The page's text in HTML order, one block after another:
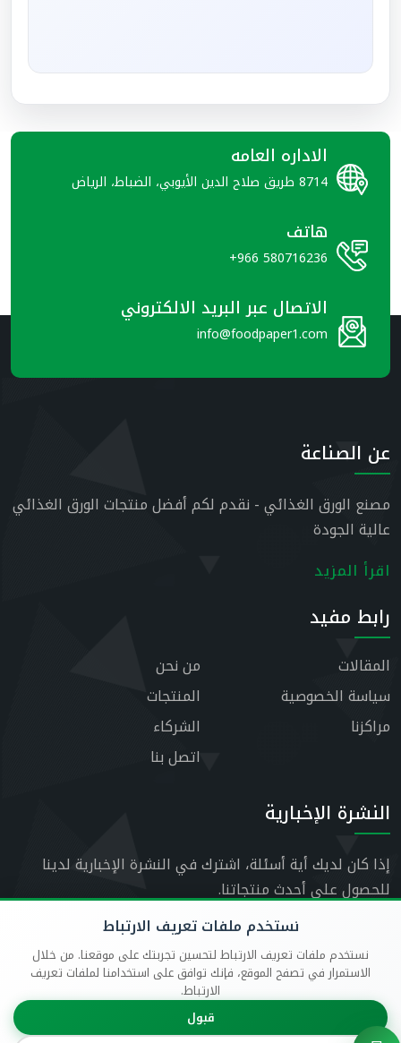
الاداره العامه
8714 طريق صلاح الدين الأيوبي، الضباط، الرياض
هاتف
+966 580716236
الاتصال عبر البريد الالكتروني
info@foodpaper1.com
عن الصناعة
مصنع الورق الغذائي - نقدم لكم أفضل منتجات الورق الغذائي
عالية الجودة
اقرأ المزيد
رابط مفيد
من نحن
المقالات
المنتجات
سياسة الخصوصية
الشركاء
مراكزنا
اتصل بنا
النشرة الإخبارية
إذا كان لديك أية أسئلة، اشترك في النشرة الإخبارية لدينا
للحصول على أحدث منتجاتنا.
نستخدم ملفات تعريف الارتباط
نستخدم ملفات تعريف الارتباط لتحسين تجربتك على موقعنا. من خلال
الاستمرار في تصفح الموقع، فإنك توافق على استخدامنا لملفات تعريف
الارتباط.
قبول